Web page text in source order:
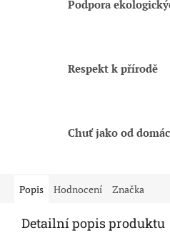
Podpora
Respekt k přírodě
Chuť jako od
Popis Hodnocení Značka
Detailní popis produktu